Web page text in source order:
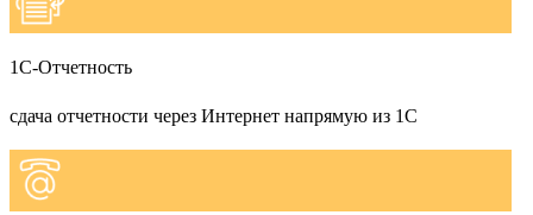
1С-Отчетность
сдача отчетности через Интернет напрямую из 1С